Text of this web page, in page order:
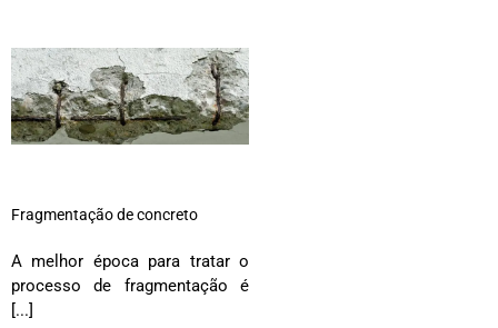
Fragmentação de concreto
A melhor época para tratar o
processo de fragmentação é
[...]